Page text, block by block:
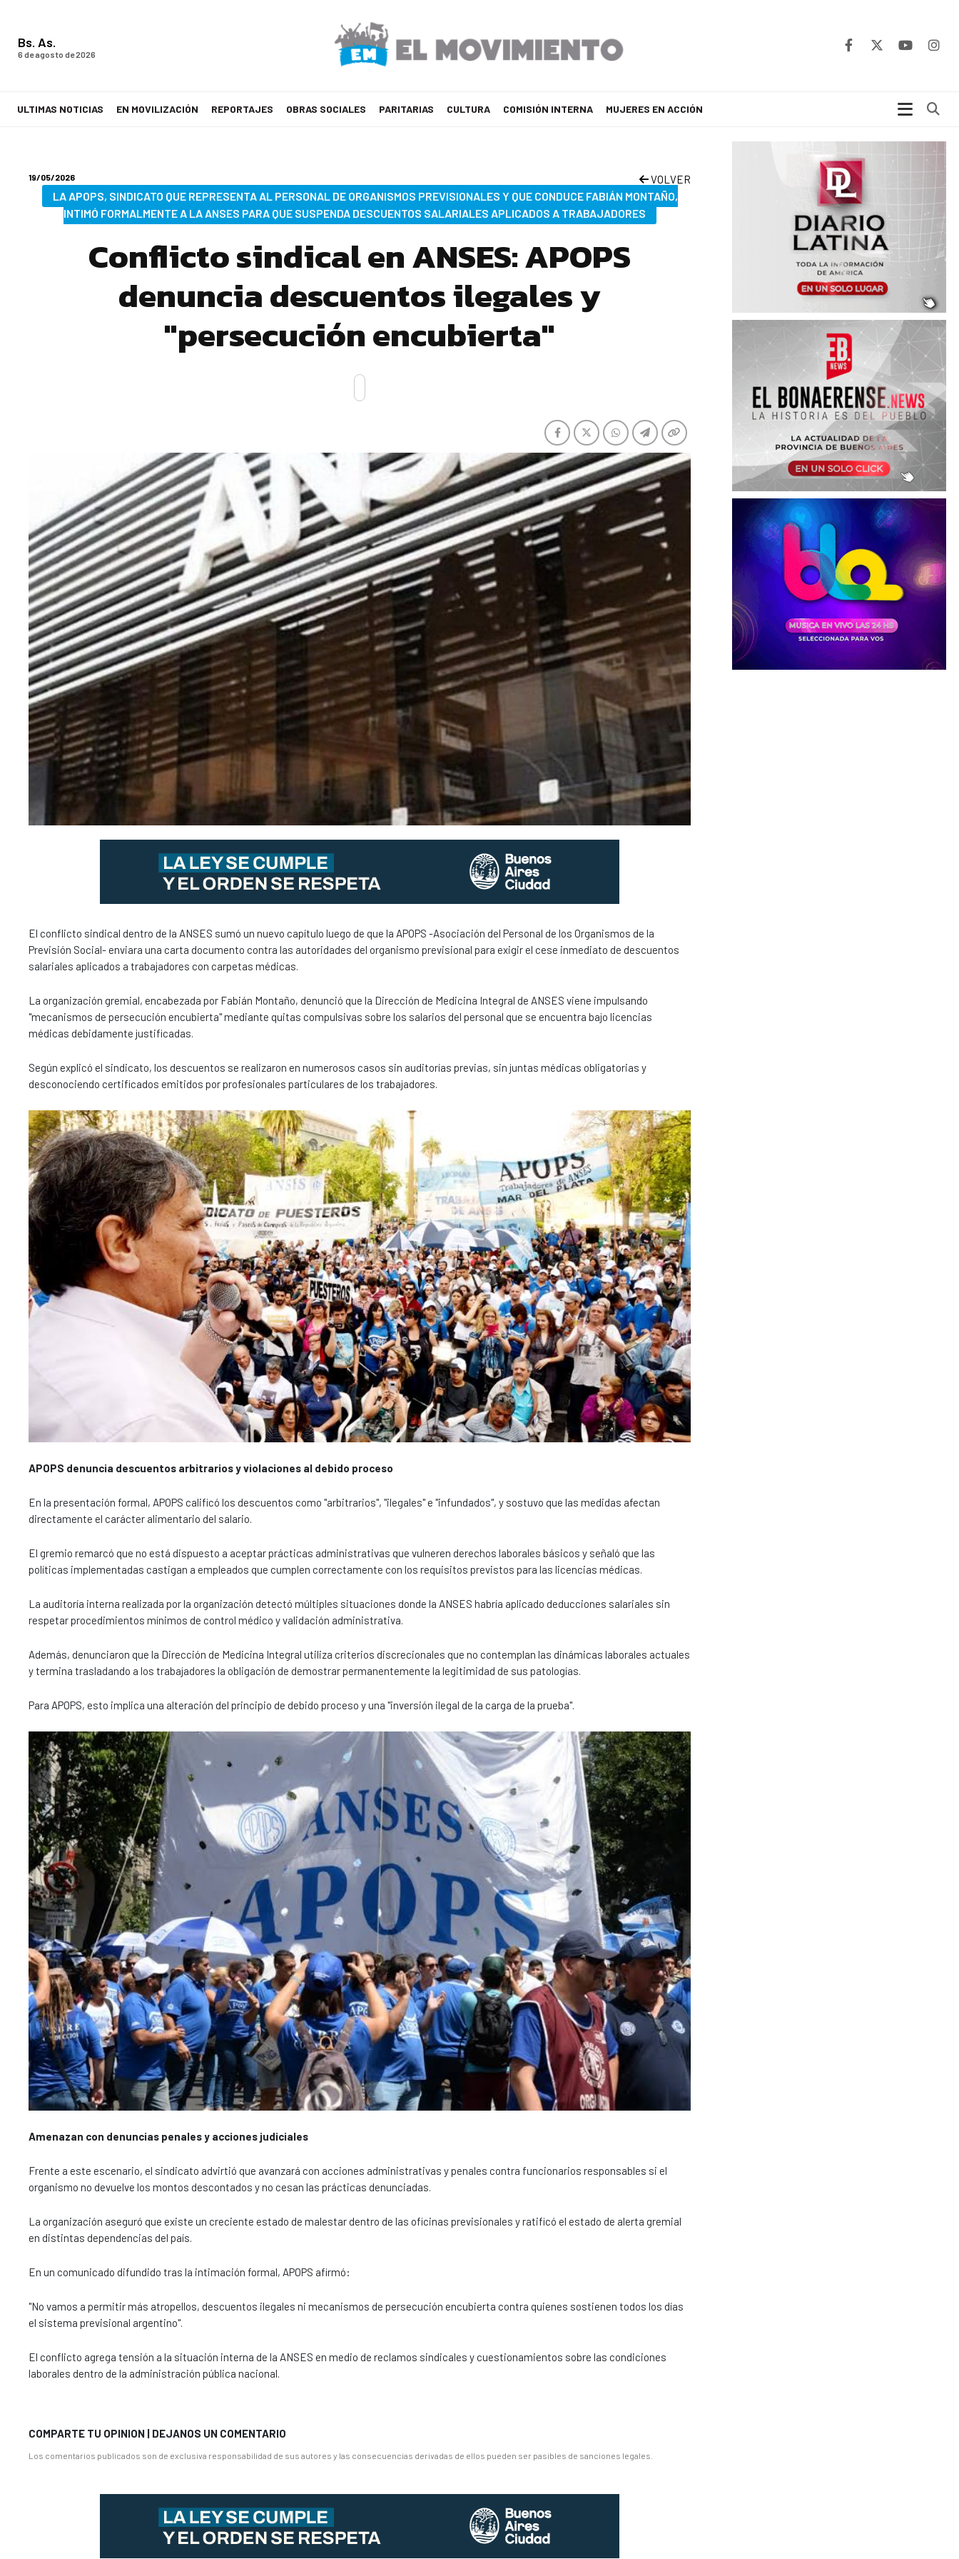
Bs. As.
6 de agosto de 2026
ULTIMAS NOTICIAS EN MOVILIZACIÓN REPORTAJES OBRAS SOCIALES PARITARIAS CULTURA COMISIÓN INTERNA MUJERES EN ACCIÓN
19/05/2026 VOLVER
LA APOPS, SINDICATO QUE REPRESENTA AL PERSONAL DE ORGANISMOS PREVISIONALES Y QUE CONDUCE FABIÁN MONTAÑO,
INTIMÓ FORMALMENTE A LA ANSES PARA QUE SUSPENDA DESCUENTOS SALARIALES APLICADOS A TRABAJADORES
Conflicto sindical en ANSES: APOPS
denuncia descuentos ilegales y
"persecución encubierta"
El conflicto sindical dentro de la ANSES sumó un nuevo capítulo luego de que la APOPS -Asociación del Personal de los Organismos de la
Previsión Social- enviara una carta documento contra las autoridades del organismo previsional para exigir el cese inmediato de descuentos
salariales aplicados a trabajadores con carpetas médicas.
La organización gremial, encabezada por Fabián Montaño, denunció que la Dirección de Medicina Integral de ANSES viene impulsando
"mecanismos de persecución encubierta" mediante quitas compulsivas sobre los salarios del personal que se encuentra bajo licencias
médicas debidamente justificadas.
Según explicó el sindicato, los descuentos se realizaron en numerosos casos sin auditorías previas, sin juntas médicas obligatorias y
desconociendo certificados emitidos por profesionales particulares de los trabajadores.
APOPS denuncia descuentos arbitrarios y violaciones al debido proceso
En la presentación formal, APOPS calificó los descuentos como "arbitrarios", "ilegales" e "infundados", y sostuvo que las medidas afectan
directamente el carácter alimentario del salario.
El gremio remarcó que no está dispuesto a aceptar prácticas administrativas que vulneren derechos laborales básicos y señaló que las
políticas implementadas castigan a empleados que cumplen correctamente con los requisitos previstos para las licencias médicas.
La auditoría interna realizada por la organización detectó múltiples situaciones donde la ANSES habría aplicado deducciones salariales sin
respetar procedimientos mínimos de control médico y validación administrativa.
Además, denunciaron que la Dirección de Medicina Integral utiliza criterios discrecionales que no contemplan las dinámicas laborales actuales
y termina trasladando a los trabajadores la obligación de demostrar permanentemente la legitimidad de sus patologías.
Para APOPS, esto implica una alteración del principio de debido proceso y una "inversión ilegal de la carga de la prueba".
Amenazan con denuncias penales y acciones judiciales
Frente a este escenario, el sindicato advirtió que avanzará con acciones administrativas y penales contra funcionarios responsables si el
organismo no devuelve los montos descontados y no cesan las prácticas denunciadas.
La organización aseguró que existe un creciente estado de malestar dentro de las oficinas previsionales y ratificó el estado de alerta gremial
en distintas dependencias del país.
En un comunicado difundido tras la intimación formal, APOPS afirmó:
"No vamos a permitir más atropellos, descuentos ilegales ni mecanismos de persecución encubierta contra quienes sostienen todos los días
el sistema previsional argentino".
El conflicto agrega tensión a la situación interna de la ANSES en medio de reclamos sindicales y cuestionamientos sobre las condiciones
laborales dentro de la administración pública nacional.
COMPARTE TU OPINION | DEJANOS UN COMENTARIO
Los comentarios publicados son de exclusiva responsabilidad de sus autores y las consecuencias derivadas de ellos pueden ser pasibles de sanciones legales.